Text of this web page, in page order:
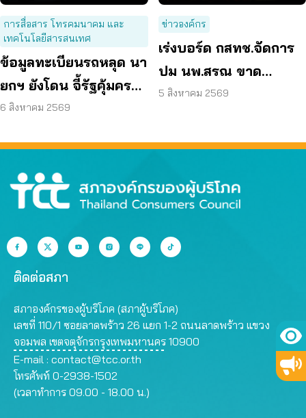
การสื่อสาร โทรคมนาคม และ
เทคโนโลยีสารสนเทศ
ข้อมูลทะเบียนรถหลุด นา
ยกฯ ยังโดน จี้รัฐคุ้มครอง
ข้อมูลส่วนบุคคล
6 สิงหาคม 2569
ข่าวองค์กร
เร่งบอร์ด กสทช.จัดการ
ปม นพ.สรณ ขาด
คุณสมบัติ ตามมติ
5 สิงหาคม 2569
ติดต่อสภา
สภาองค์กรของผู้บริโภค (สภาผู้บริโภค)
เลขที่ 110/1 ซอยลาดพร้าว 26 แยก 1-2 ถนนลาดพร้าว แขวง
จอมพล เขตจตุจักรกรุงเทพมหานคร 10900
E-mail : contact@tcc.or.th
โทรศัพท์ 0-2938-1502
(เวลาทำการ 09.00 - 18.00 น.)